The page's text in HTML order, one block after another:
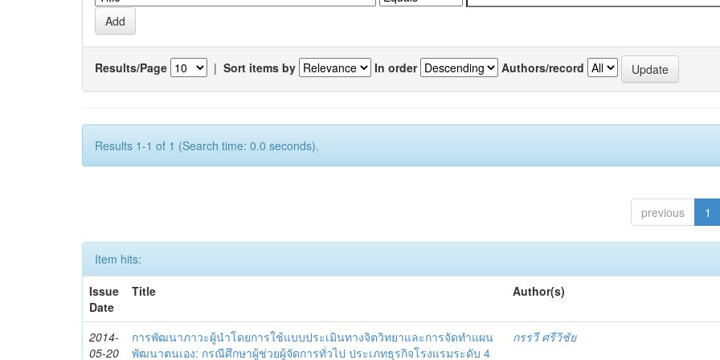
Results/Page | Sort items by In order Authors/record
Results 1-1 of 1 (Search time: 0.0 seconds).
previous 1
Item hits:
Issue
Date
Title Author(s)
2014-
05-20
การพัฒนาภาวะผู้นำโดยการใช้แบบประเมินทางจิตวิทยาและการจัดทำแผน
พัฒนาตนเอง: กรณีศึกษาผู้ช่วยผู้จัดการทั่วไป ประเภทธุรกิจโรงแรมระดับ 4
กรรวี ศรีวิชัย